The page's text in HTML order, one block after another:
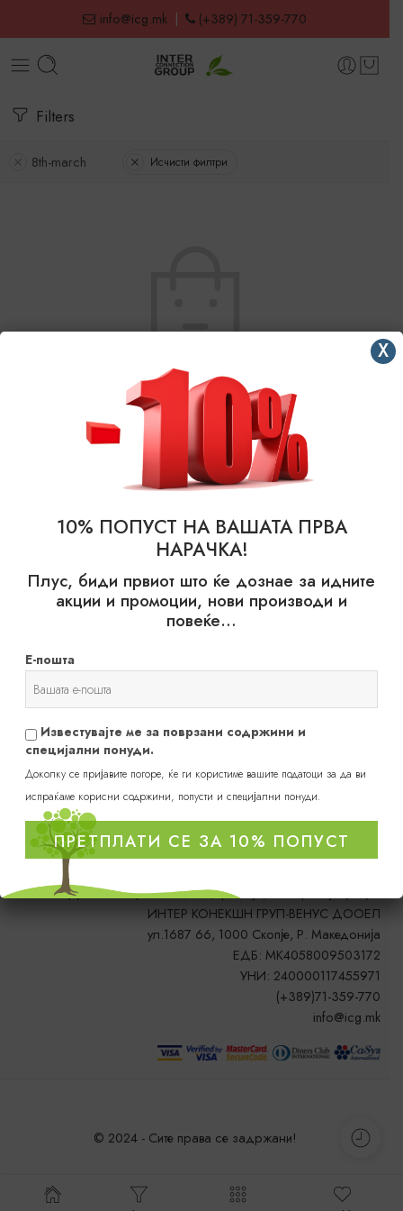
info@icg.mk | (+389) 71-359-770
Filters
8th-march Исчисти филтри
No products were found matching your selection.
probotalife
Друштво за производство, трговија, сообраќај и услуги
ИНТЕР КОНЕКШН ГРУП-ВЕНУС ДООЕЛ
ул.1687 66, 1000 Скопје, Р. Македонија
ЕДБ: MK4058009503172
УНИ: 240000117455971
(+389)71-359-770
info@icg.mk
© 2024 - Сите права се задржани!
10% ПОПУСТ НА ВАШАТА ПРВА
НАРАЧКА!
Плус, биди првиот што ќе дознае за идните
акции и промоции, нови производи и
повеќе…
Е-пошта
Известувајте ме за поврзани содржини и
специјални понуди.
Доколку се пријавите погоре, ќе ги користиме вашите податоци за да ви
испраќаме корисни содржини, попусти и специјални понуди.
ПРЕТПЛАТИ СЕ ЗА 10% ПОПУСТ
X